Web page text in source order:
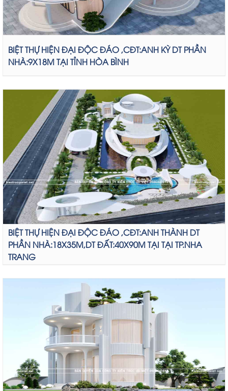
BIỆT THỰ HIỆN ĐẠI ĐỘC ĐÁO ,CĐT:ANH KỲ DT PHẦN
NHÀ:9X18M TẠI TỈNH HÒA BÌNH
BIỆT THỰ HIỆN ĐẠI ĐỘC ĐÁO ,CĐT:ANH THÀNH DT
PHẦN NHÀ:18X35M,DT ĐẤT:40X90M TẠI TẠI TP.NHA
TRANG